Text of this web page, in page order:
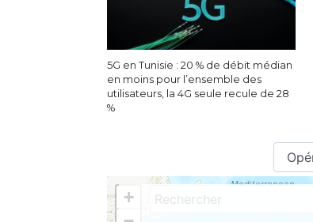
5G en Tunisie : 20 % de débit médian
en moins pour l’ensemble des
utilisateurs, la 4G seule recule de 28
%